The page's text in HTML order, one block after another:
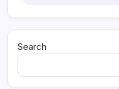
Search